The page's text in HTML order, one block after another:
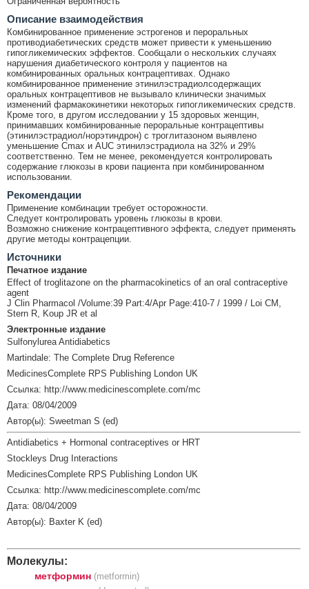
Описание взаимодействия
Комбинированное применение эстрогенов и пероральных
противодиабетических средств может привести к уменьшению
гипогликемических эффектов. Сообщали о нескольких случаях
нарушения диабетического контроля у пациентов на
комбинированных оральных контрацептивах. Однако
комбинированное применение этинилэстрадиолсодержащих
оральных контрацептивов не вызывало клинически значимых
изменений фармакокинетики некоторых гипогликемических средств.
Кроме того, в другом исследовании у 15 здоровых женщин,
принимавших комбинированные пероральные контрацептивы
(этинилэстрадиол/норэтиндрон) с троглитазоном выявлено
уменьшение Cmax и AUC этинилэстрадиола на 32% и 29%
соответственно. Тем не менее, рекомендуется контролировать
содержание глюкозы в крови пациента при комбинированном
использовании.
Рекомендации
Применение комбинации требует осторожности.
Следует контролировать уровень глюкозы в крови.
Возможно снижение контрацептивного эффекта, следует применять
другие методы контрацепции.
Источники
Печатное издание
Effect of troglitazone on the pharmacokinetics of an oral contraceptive
agent
J Clin Pharmacol /Volume:39 Part:4/Apr Page:410-7 / 1999 / Loi CM,
Stern R, Koup JR et al
Электронные издание
Sulfonylurea Antidiabetics
Martindale: The Complete Drug Reference
MedicinesComplete RPS Publishing London UK
Ссылка: http://www.medicinescomplete.com/mc
Дата: 08/04/2009
Автор(ы): Sweetman S (ed)
Antidiabetics + Hormonal contraceptives or HRT
Stockleys Drug Interactions
MedicinesComplete RPS Publishing London UK
Ссылка: http://www.medicinescomplete.com/mc
Дата: 08/04/2009
Автор(ы): Baxter K (ed)
Молекулы:
метформин (metformin)